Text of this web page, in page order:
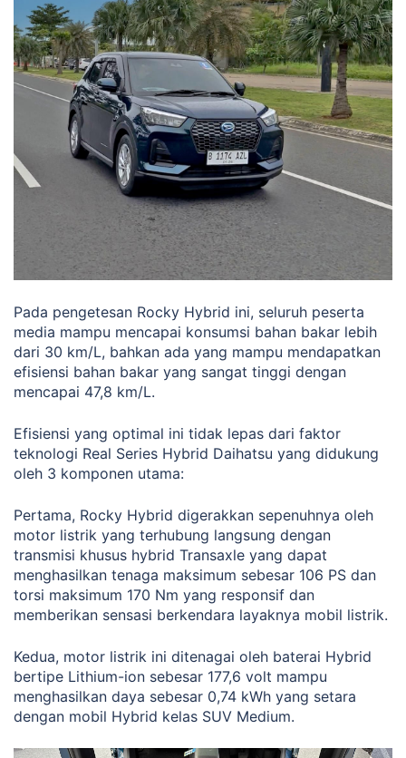
Pada pengetesan Rocky Hybrid ini, seluruh peserta
media mampu mencapai konsumsi bahan bakar lebih
dari 30 km/L, bahkan ada yang mampu mendapatkan
efisiensi bahan bakar yang sangat tinggi dengan
mencapai 47,8 km/L.
Efisiensi yang optimal ini tidak lepas dari faktor
teknologi Real Series Hybrid Daihatsu yang didukung
oleh 3 komponen utama:
Pertama, Rocky Hybrid digerakkan sepenuhnya oleh
motor listrik yang terhubung langsung dengan
transmisi khusus hybrid Transaxle yang dapat
menghasilkan tenaga maksimum sebesar 106 PS dan
torsi maksimum 170 Nm yang responsif dan
memberikan sensasi berkendara layaknya mobil listrik.
Kedua, motor listrik ini ditenagai oleh baterai Hybrid
bertipe Lithium-ion sebesar 177,6 volt mampu
menghasilkan daya sebesar 0,74 kWh yang setara
dengan mobil Hybrid kelas SUV Medium.